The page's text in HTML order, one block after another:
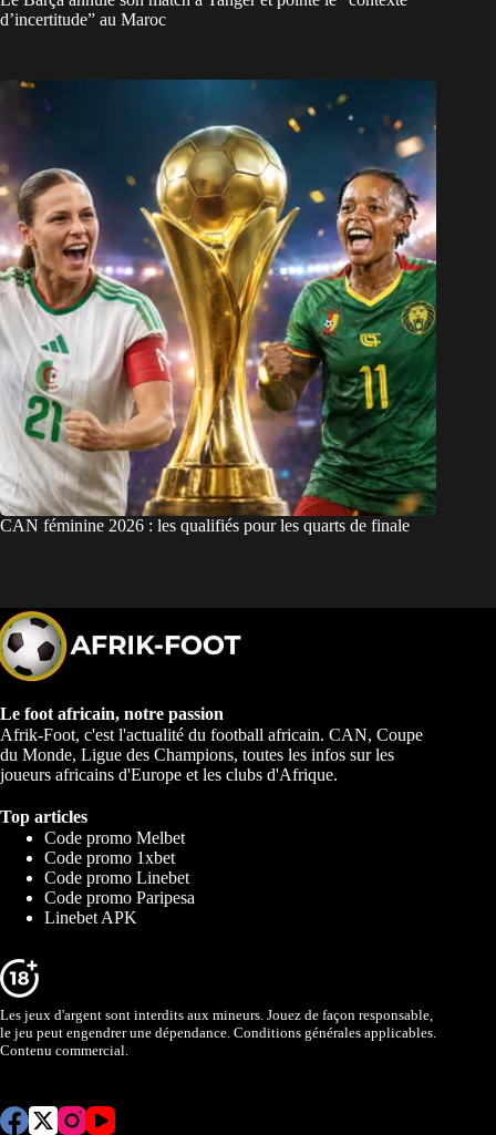
d’incertitude” au Maroc
CAN féminine 2026 : les qualifiés pour les quarts de finale
Le foot africain, notre passion
Afrik-Foot, c'est l'actualité du football africain. CAN, Coupe
du Monde, Ligue des Champions, toutes les infos sur les
joueurs africains d'Europe et les clubs d'Afrique.
Top articles
Code promo Melbet
Code promo 1xbet
Code promo Linebet
Code promo Paripesa
Linebet APK
Les jeux d'argent sont interdits aux mineurs. Jouez de façon responsable,
le jeu peut engendrer une dépendance. Conditions générales applicables.
Contenu commercial.